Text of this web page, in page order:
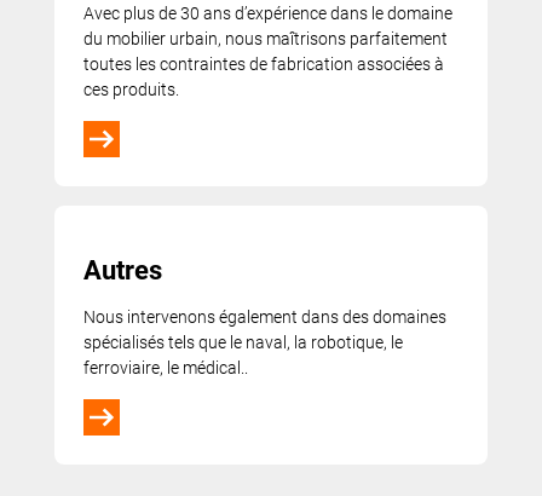
Avec plus de 30 ans d’expérience dans le domaine
du mobilier urbain, nous maîtrisons parfaitement
toutes les contraintes de fabrication associées à
ces produits.
Autres
Nous intervenons également dans des domaines
spécialisés tels que le naval, la robotique, le
ferroviaire, le médical..